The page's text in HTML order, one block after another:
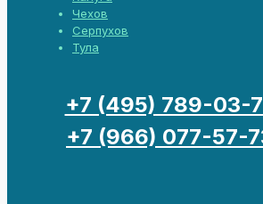
Чехов
Серпухов
Тула
+7 (495) 789-03-
+7 (966) 077-57-